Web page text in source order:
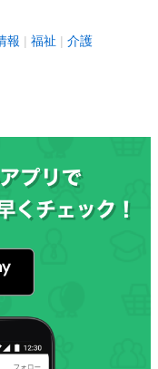
報 福祉 介護